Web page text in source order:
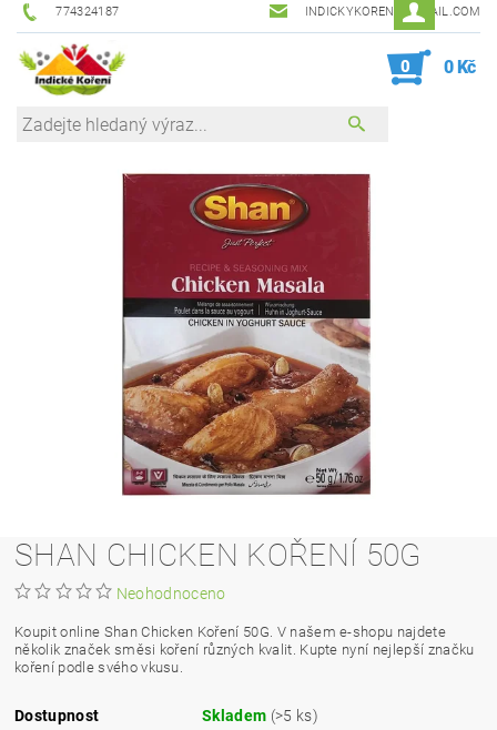
774324187 INDICKYKORENI@GMAIL.COM
0 0 Kč
SHAN CHICKEN KOŘENÍ 50G
Neohodnoceno
Koupit online Shan Chicken Koření 50G. V našem e-shopu najdete
několik značek směsi koření různých kvalit. Kupte nyní nejlepší značku
koření podle svého vkusu.
Dostupnost Skladem (>5 ks)